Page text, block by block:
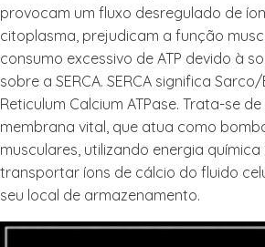
provocam um fluxo desregulado de
citoplasma, prejudicam a função
consumo excessivo de ATP devido à
sobre a SERCA. SERCA significa
Reticulum Calcium ATPase. Trata-se
membrana vital, que atua como
musculares, utilizando energia química
transportar íons de cálcio do fluido
seu local de armazenamento.